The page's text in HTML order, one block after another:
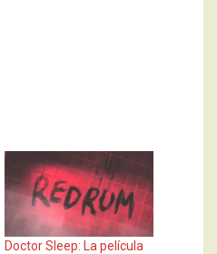
Doctor Sleep: La película